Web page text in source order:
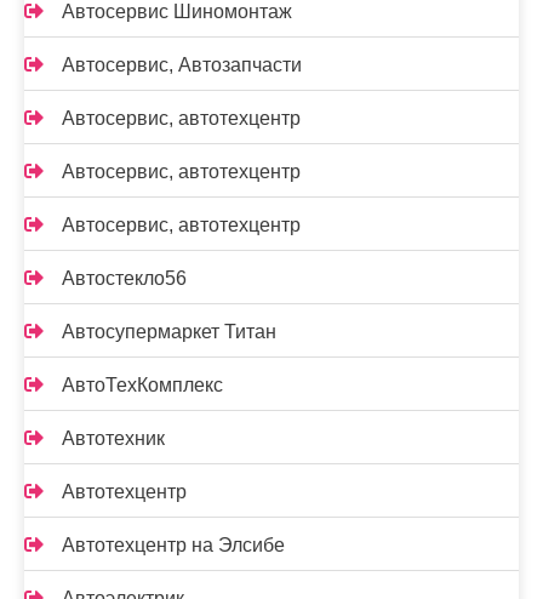
Автосервис Шиномонтаж
Автосервис, Автозапчасти
Автосервис, автотехцентр
Автосервис, автотехцентр
Автосервис, автотехцентр
Автостекло56
Автосупермаркет Титан
АвтоТехКомплекс
Автотехник
Автотехцентр
Автотехцентр на Элсибе